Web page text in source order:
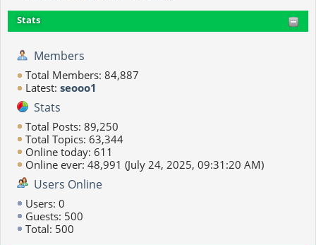
Stats
Members
Total Members: 84,887
Latest: seooo1
Stats
Total Posts: 89,250
Total Topics: 63,344
Online today: 611
Online ever: 48,991 (July 24, 2025, 09:31:20 AM)
Users Online
Users: 0
Guests: 500
Total: 500